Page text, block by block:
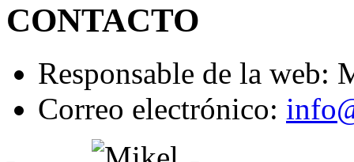
CONTACTO
Responsable de la web:
Correo electrónico: